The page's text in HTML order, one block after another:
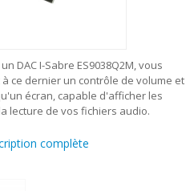
DAC I-Sabre ES9038Q2M, vous
ce dernier un contrôle de volume et
écran, capable d'afficher les
lecture de vos fichiers audio.
complète